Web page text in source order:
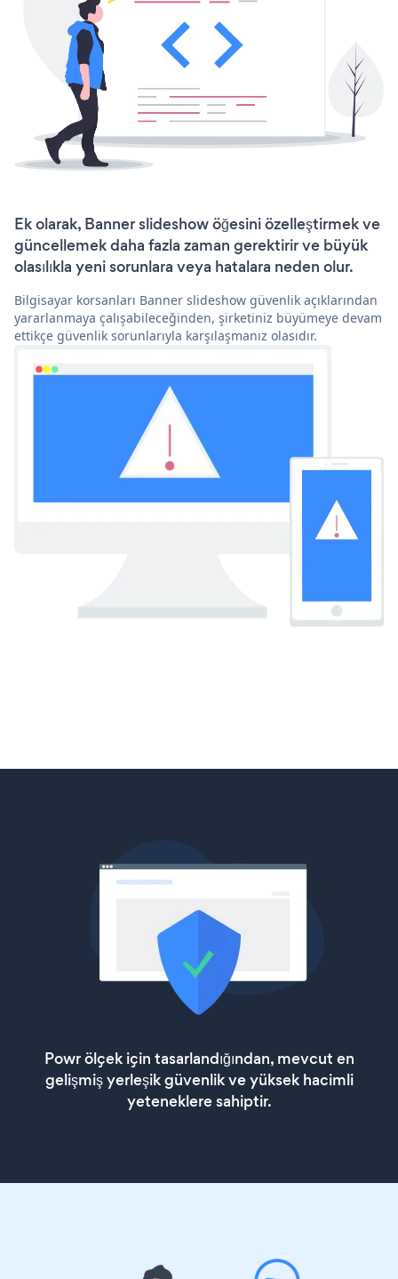
Ek olarak, Banner slideshow öğesini özelleştirmek ve
güncellemek daha fazla zaman gerektirir ve büyük
olasılıkla yeni sorunlara veya hatalara neden olur.
Bilgisayar korsanları Banner slideshow güvenlik açıklarından
yararlanmaya çalışabileceğinden, şirketiniz büyümeye devam
ettikçe güvenlik sorunlarıyla karşılaşmanız olasıdır.
Powr ölçek için tasarlandığından, mevcut en
gelişmiş yerleşik güvenlik ve yüksek hacimli
yeteneklere sahiptir.